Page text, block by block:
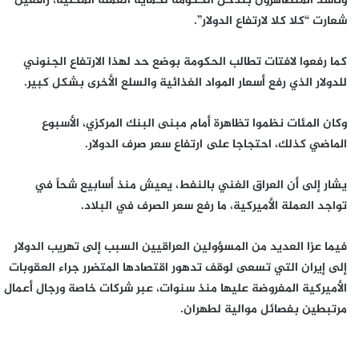
شعارت “كلا كلا لارتفاع الدولار”.
كما رفعوا لافتات تطالب الحكومة بوضع حد لهذا الارتفاع الجنوني
للدولار الذي رفع أسعار المواد الغذائية والسلع الأخرى بشكل كبير.
وكان المئات نظموا تظاهرة أمام مبنى البنك المركزي، الأسبوع
الماضي كذلك، احتجاجا على ارتفاع سعر صرف الدولار.
يشار إلى أن العراق الغني بالنفط، يعيش منذ أسابيع شحاً في
تواجد العملة الأميركية، ما رفع سعر الصرف في البلاد.
فيما عزا العديد من المسؤولين العراقيين السبب إلى تهريب الدولار
إلى إيران التي تسعى لوقف تدهور اقتصادها المتضرر جراء العقوبات
الأميركية المفروضة عليها منذ سنوات، عبر شركات خاصة ورجال أعمال
مرتبطين بفصائل موالية لطهران.